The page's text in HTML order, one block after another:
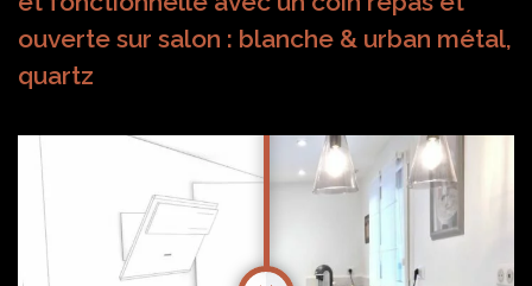
ouverte sur salon : blanche & urban métal,
quartz